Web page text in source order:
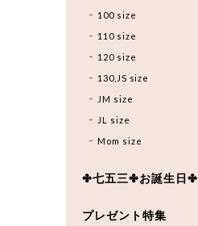
100 size
110 size
120 size
130,JS size
JM size
JL size
Mom size
✤七五三✤お誕生日✤
プレゼント特集